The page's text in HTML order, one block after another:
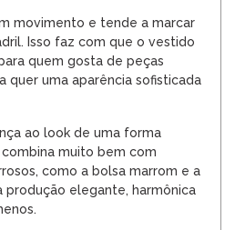
movimento e tende a marcar
Isso faz com que o vestido
quem gosta de peças
quer uma aparência sofisticada
ao look de uma forma
muito bem com
como a bolsa marrom e a
produção elegante, harmônica